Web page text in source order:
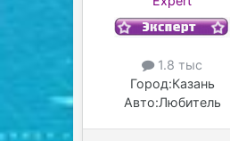
1.8 тыс
Город:Казань
Авто:Любитель